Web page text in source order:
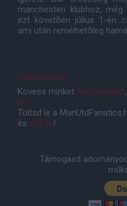
manchesteri klubhoz,
ezt követõen július 1-én
ami után remélhetõleg
manutd.com
Kövess minket Facebookon,
is!
Töltsd le a
és iOS-re!
Támogasd